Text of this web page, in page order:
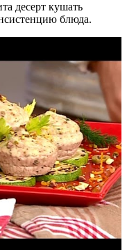
десерт кушать
блюда.